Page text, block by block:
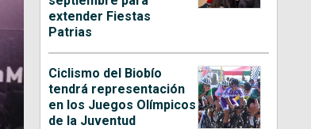
extender Fiestas
Patrias
Ciclismo del Biobío
tendrá representación
en los Juegos Olímpicos
de la Juventud